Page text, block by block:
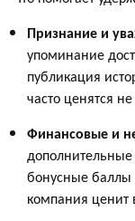
Признание и
упоминание
публикация
часто ценятся
Финансовые и
бонусные баллы
компания ценит